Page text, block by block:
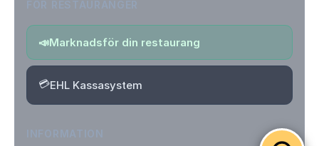
📣Marknadsför din restaurang
💳EHL Kassasystem